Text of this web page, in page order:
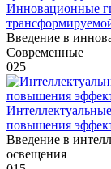
Инновационные
Введение в
Современные
025
повышения
Введение в
освещения